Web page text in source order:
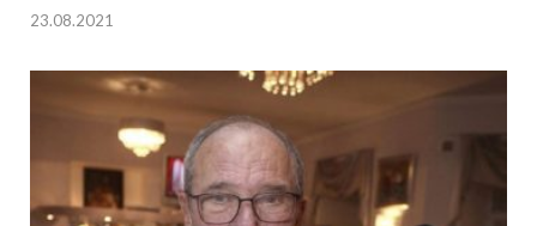
23.08.2021